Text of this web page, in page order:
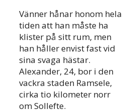
Vänner hånar honom hela
tiden att han måste ha
klister på sitt rum, men
han håller envist fast vid
sina svaga hästar.
Alexander, 24, bor i den
vackra staden Ramsele,
cirka tio kilometer norr
om Sollefte.